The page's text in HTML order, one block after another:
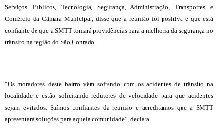
Serviços Públicos, Tecnologia, Segurança, Administração, Transportes e
Comércio da Câmara Municipal, disse que a reunião foi positiva e que está
confiante de que a SMTT tomará providências para a melhoria da segurança no
trânsito na região do São Conrado.
“Os moradores deste bairro vêm sofrendo com os acidentes de trânsito na
localidade e estão solicitando redutores de velocidade para que acidentes
sejam evitados. Saímos confiantes da reunião e acreditamos que a SMTT
apresentará soluções para aquela comunidade”, declara.